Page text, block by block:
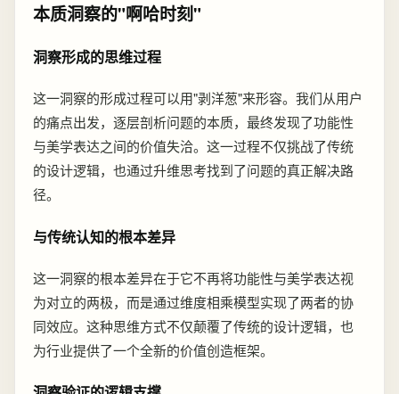
本质洞察的"啊哈时刻"
洞察形成的思维过程
这一洞察的形成过程可以用"剥洋葱"来形容。我们从用户
的痛点出发，逐层剖析问题的本质，最终发现了功能性
与美学表达之间的价值失洽。这一过程不仅挑战了传统
的设计逻辑，也通过升维思考找到了问题的真正解决路
径。
与传统认知的根本差异
这一洞察的根本差异在于它不再将功能性与美学表达视
为对立的两极，而是通过维度相乘模型实现了两者的协
同效应。这种思维方式不仅颠覆了传统的设计逻辑，也
为行业提供了一个全新的价值创造框架。